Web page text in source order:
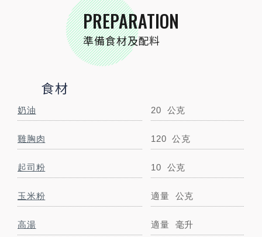
PREPARATION
準備食材及配料
食材
奶油 20 公克
雞胸肉 120 公克
起司粉 10 公克
玉米粉 適量 公克
高湯 適量 毫升
80公克
小磨坊精選調味
小磨坊薑黃粉 1 公克
小磨坊金黃蒜油 20 毫升
小磨坊墨西哥番椒 3 公克
小磨坊匈牙利紅椒 1.4 公克